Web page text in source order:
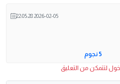
2026-02-05 22:05:28
5 نجوم
لتتمكن من التعليق